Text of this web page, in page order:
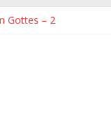
Gottes – 2